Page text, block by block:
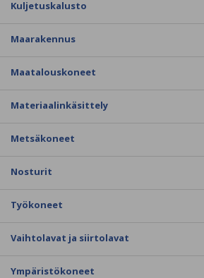
Kuljetuskalusto
Maarakennus
Maatalouskoneet
Materiaalinkäsittely
Metsäkoneet
Nosturit
Työkoneet
Vaihtolavat ja siirtolavat
Ympäristökoneet